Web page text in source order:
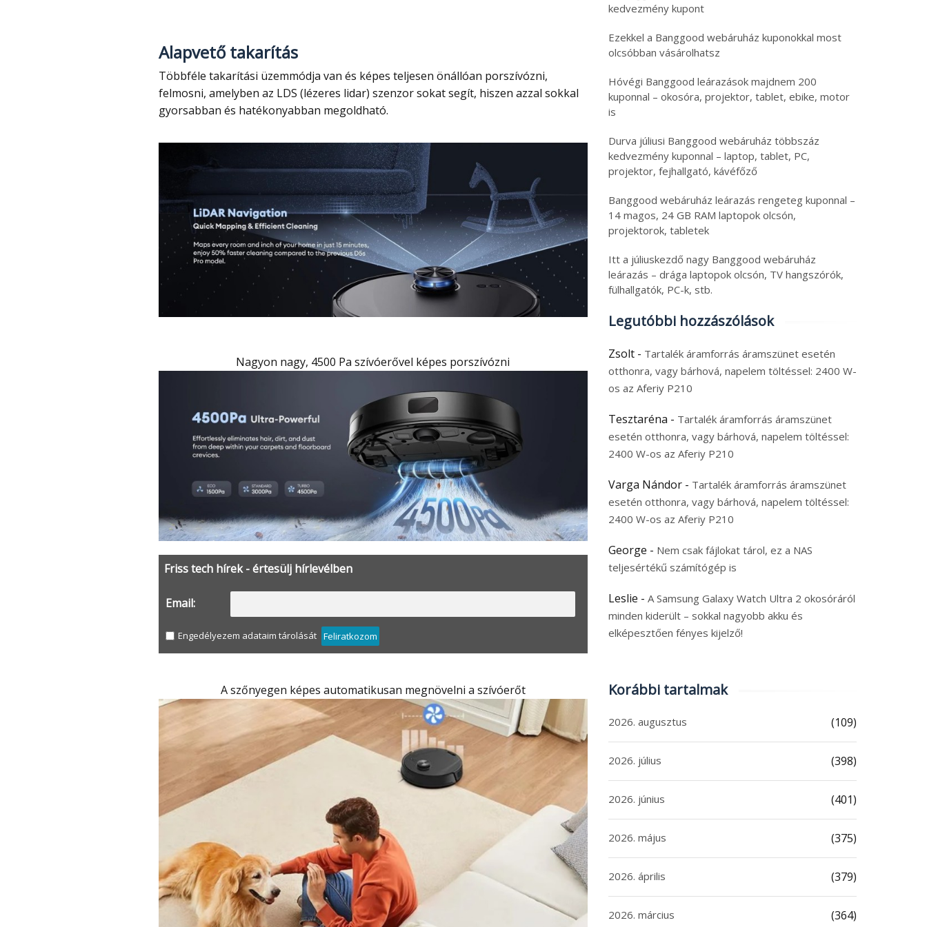
Alapvető takarítás
Többféle takarítási üzemmódja van és képes teljesen önállóan porszívózni,
felmosni, amelyben az LDS (lézeres lidar) szenzor sokat segít, hiszen azzal sokkal
gyorsabban és hatékonyabban megoldható.
Nagyon nagy, 4500 Pa szívóerővel képes porszívózni
Friss tech hírek - értesülj hírlevélben
Email:
Engedélyezem adataim tárolását Feliratkozom
A szőnyegen képes automatikusan megnövelni a szívóerőt
kedvezmény kupont
Ezekkel a Banggood webáruház kuponokkal most
olcsóbban vásárolhatsz
Hóvégi Banggood leárazások majdnem 200
kuponnal – okosóra, projektor, tablet, ebike, motor
is
Durva júliusi Banggood webáruház többszáz
kedvezmény kuponnal – laptop, tablet, PC,
projektor, fejhallgató, kávéfőző
Banggood webáruház leárazás rengeteg kuponnal –
14 magos, 24 GB RAM laptopok olcsón,
projektorok, tabletek
Itt a júliuskezdő nagy Banggood webáruház
leárazás – drága laptopok olcsón, TV hangszórók,
fülhallgatók, PC-k, stb.
Legutóbbi hozzászólások
Zsolt - Tartalék áramforrás áramszünet esetén
otthonra, vagy bárhová, napelem töltéssel: 2400 W-
os az Aferiy P210
Tesztaréna - Tartalék áramforrás áramszünet
esetén otthonra, vagy bárhová, napelem töltéssel:
2400 W-os az Aferiy P210
Varga Nándor - Tartalék áramforrás áramszünet
esetén otthonra, vagy bárhová, napelem töltéssel:
2400 W-os az Aferiy P210
George - Nem csak fájlokat tárol, ez a NAS
teljesértékű számítógép is
Leslie - A Samsung Galaxy Watch Ultra 2 okosóráról
minden kiderült – sokkal nagyobb akku és
elképesztően fényes kijelző!
Korábbi tartalmak
2026. augusztus (109)
2026. július (398)
2026. június (401)
2026. május (375)
2026. április (379)
2026. március (364)